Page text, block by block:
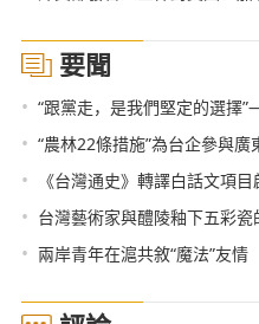
要聞
• “跟黨走，是我們堅定的選擇
• “農林22條措施”為台企參與廣
• 《台灣通史》轉譯白話文項
• 台灣藝術家與醴陵釉下五彩瓷
• 兩岸青年在滬共敘“魔法”友情